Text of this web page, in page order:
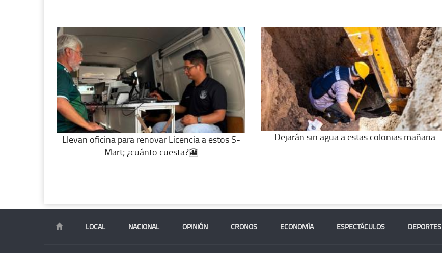
Llevan oficina para renovar Licencia a estos S-
Mart; ¿cuánto cuesta?🎦
Dejarán sin agua a estas colonias mañana
LOCAL NACIONAL OPINIÓN CRONOS ECONOMÍA ESPECTÁCULOS DEPORTES